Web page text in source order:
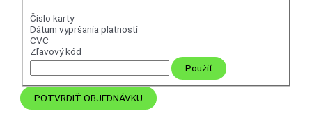
Číslo karty
Dátum vypršania platnosti
CVC
Zľavový kód